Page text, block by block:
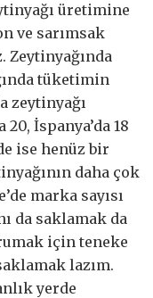
üretimine
ve sarımsak
Zeytinyağında
tüketimin
zeytinyağı
İspanya’da 18
ise henüz bir
daha çok
marka sayısı
da saklamak da
için teneke
lazım.
yerde